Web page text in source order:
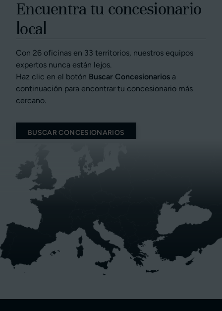
Encuentra tu concesionario
local
Con 26 oficinas en 33 territorios, nuestros equipos
expertos nunca están lejos.
Haz clic en el botón Buscar Concesionarios a
continuación para encontrar tu concesionario más
cercano.
BUSCAR CONCESIONARIOS